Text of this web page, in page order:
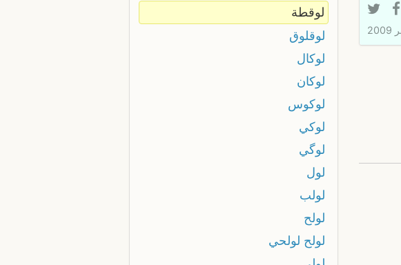
لوقطة
لوقلوق
لوكال
لوكان
لوكوس
لوكي
لوگي
لول
لولب
لولح
لولح لولحي